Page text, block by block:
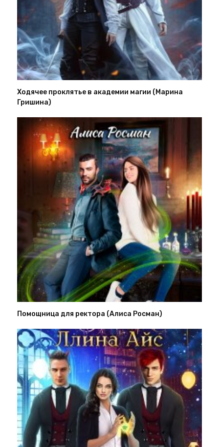
Ходячее проклятье в академии магии (Марина
Гришина)
Помощница для ректора (Алиса Росман)